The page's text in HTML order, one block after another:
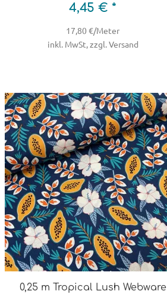
4,45 € *
17,80 €/Meter
inkl. MwSt, zzgl. Versand
0,25 m Tropical Lush Webware